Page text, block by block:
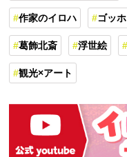
作家のイロハ ゴッホ
葛飾北斎 浮世絵
観光×アート